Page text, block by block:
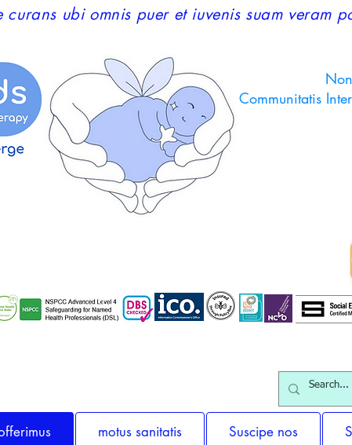
ubi omnis puer et iuvenis suam veram
Communitatis
motus sanitatis Suscipe nos